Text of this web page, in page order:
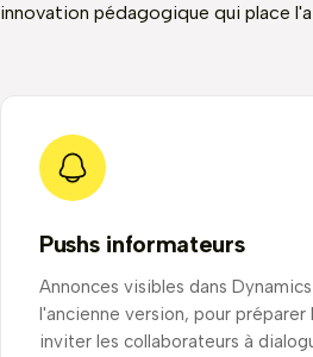
innovation pédagogique qui place
Pushs informateurs
Annonces visibles dans
l'ancienne version, pour
inviter les collaborateurs à